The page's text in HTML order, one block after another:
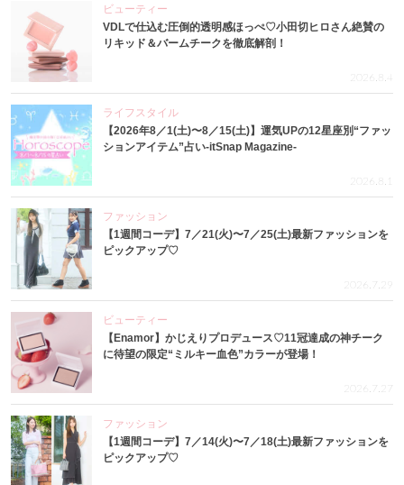
ビューティー
VDLで仕込む圧倒的透明感ほっぺ♡小田切ヒロさん絶賛の
リキッド＆バームチークを徹底解剖！
2026.8.4
ライフスタイル
【2026年8／1(土)〜8／15(土)】運気UPの12星座別“ファッ
ションアイテム”占い-itSnap Magazine-
2026.8.1
ファッション
【1週間コーデ】7／21(火)〜7／25(土)最新ファッションを
ピックアップ♡
2026.7.29
ビューティー
【Enamor】かじえりプロデュース♡11冠達成の神チーク
に待望の限定“ミルキー血色”カラーが登場！
2026.7.27
ファッション
【1週間コーデ】7／14(火)〜7／18(土)最新ファッションを
ピックアップ♡